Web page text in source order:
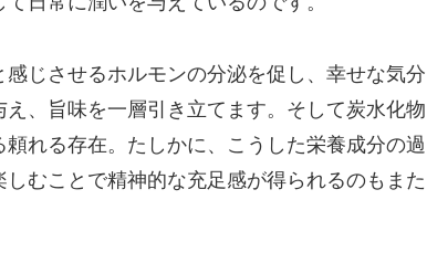
じさせるホルモンの分泌を促し、幸せな気分
、旨味を一層引き立てます。そして炭水化物
れる存在。たしかに、こうした栄養成分の過
むことで精神的な充足感が得られるのもまた